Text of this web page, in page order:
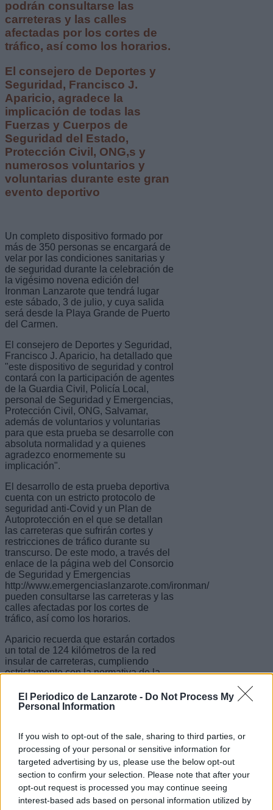
El Periodico de Lanzarote - Do Not Process My
Personal Information
If you wish to opt-out of the sale, sharing to third parties, or
processing of your personal or sensitive information for
targeted advertising by us, please use the below opt-out
section to confirm your selection. Please note that after your
opt-out request is processed you may continue seeing
interest-based ads based on personal information utilized by
podrán consultarse las
carreteras y las calles
afectadas por los cortes de
tráfico, así como los horarios.
El consejero de Deportes y
Seguridad, Francisco J.
Aparicio, agradece la
implicación de todas las
Fuerzas y Cuerpos de
Seguridad del Estado,
Protección Civil, ONG,s y
numerosos voluntarios y
voluntarias durante este gran
evento deportivo
Un completo dispositivo formado por
más de 350 personas se encargará de
velar por las condiciones sanitarias y
de seguridad durante la celebración de
la vigésimo novena edición del
Ironman Lanzarote que tendrá lugar
este sábado, 3 de julio, y cuya salida
será desde la Playa Grande de Puerto
del Carmen.
El consejero de Deportes y Seguridad,
Francisco J. Aparicio, ha detallado que
"este dispositivo de seguridad y control
contará con la participación de agentes
de la Guardia Civil, Policía Local,
personal de Seguridad y Emergencias,
Protección Civil, ONG, Salvamar,
además de voluntarios y voluntarias
para que esta prueba se desarrolle con
absoluta normalidad y a quienes
agradezco enormemente su
implicación".
El desarrollo de esta prueba deportiva
cuenta con un estricto protocolo de
seguridad anti-Covid y un Plan de
Autoprotección en el que se detallan
las carreteras que sufrirán cortes y
restricciones de tráfico durante su
transcurso. De este modo, a través del
enlace de la página web del Consorcio
de Seguridad y Emergencias
http://www.emergenciaslanzarote.com/ironman/
pueden consultarse las carreteras y las
calles afectadas por los cortes de
tráfico, así como los horarios.
Aparicio recuerda que estarán cortados
un total de 124 kilómetros de la red
insular de carreteras, cumpliendo
estrictamente con la normativa de la
celebración de eventos deportivos en
carretera.
Lanzarote", añade Aparicio, "pedimos a
los conductores que tengan especial
precaución y que presten atención a
las señales que se instalarán en las
carreteras afectadas y que programen
sus trayectos por rutas alternativas
para evitar retenciones, principalmente